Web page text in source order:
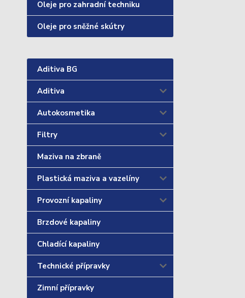
Oleje pro zahradní techniku
Oleje pro sněžné skútry
Aditiva BG
Aditiva
Autokosmetika
Filtry
Maziva na zbraně
Plastická maziva a vazelíny
Provozní kapaliny
Brzdové kapaliny
Chladící kapaliny
Technické přípravky
Zimní přípravky